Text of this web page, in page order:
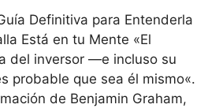
Definitiva para Entenderla
Está en tu Mente «El
del inversor —e incluso su
probable que sea él mismo«.
de Benjamin Graham,